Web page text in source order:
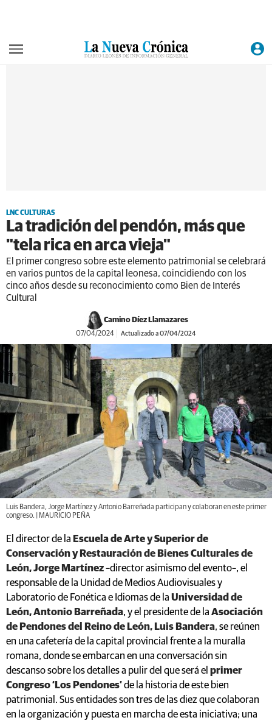
LNC CULTURAS
La tradición del pendón, más que
"tela rica en arca vieja"
El primer congreso sobre este elemento patrimonial se celebrará
en varios puntos de la capital leonesa, coincidiendo con los
cinco años desde su reconocimiento como Bien de Interés
Cultural
Camino Díez Llamazares
07/04/2024 Actualizado a 07/04/2024
Luis Bandera, Jorge Martínez y Antonio Barreñada participan y colaboran en este primer
congreso. | MAURICIO PEÑA
El director de la Escuela de Arte y Superior de
Conservación y Restauración de Bienes Culturales de
León, Jorge Martínez–director asimismo del evento–, el
responsable de la Unidad de Medios Audiovisuales y
Laboratorio de Fonética e Idiomas de la Universidad de
León, Antonio Barreñada, y el presidente de la Asociación
de Pendones del Reino de León, Luis Bandera, se reúnen
en una cafetería de la capital provincial frente a la muralla
romana, donde se embarcan en una conversación sin
descanso sobre los detalles a pulir del que será el primer
Congreso ‘Los Pendones’de la historia de este bien
patrimonial. Sus entidades son tres de las diez que colaboran
en la organización y puesta en marcha de esta iniciativa; una